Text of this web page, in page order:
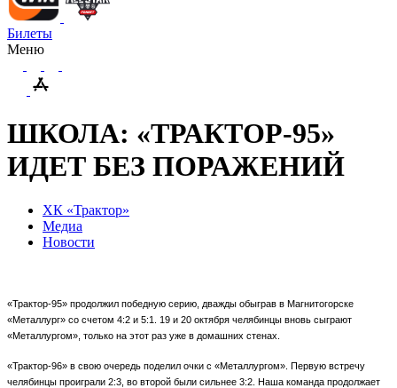
Билеты
Меню
ШКОЛА: «ТРАКТОР-95»
ИДЕТ БЕЗ ПОРАЖЕНИЙ
ХК «Трактор»
Медиа
Новости
«Трактор-95» продолжил победную серию, дважды обыграв в Магнитогорске
«Металлург» со счетом 4:2 и 5:1. 19 и 20 октября челябинцы вновь сыграют
«Металлургом», только на этот раз уже в домашних стенах.
«Трактор-96» в свою очередь поделил очки с «Металлургом». Первую встречу
челябинцы проиграли 2:3, во второй были сильнее 3:2. Наша команда продолжает